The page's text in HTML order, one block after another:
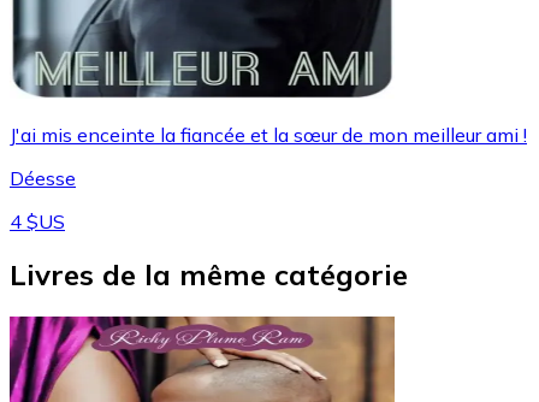
J'ai mis enceinte la fiancée et la sœur de mon meilleur ami !
Déesse
4 $US
Livres de la même catégorie